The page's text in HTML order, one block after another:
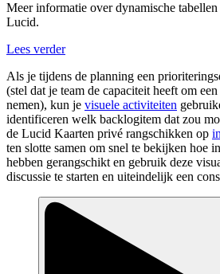
Meer informatie over dynamische
Lucid.
Lees verder
Als je tijdens de planning een
(stel dat je team de capaciteit heeft om
nemen), kun je visuele activiteiten
identificeren welk backlogitem dat zou
de Lucid Kaarten privé rangschikken op
ten slotte samen om snel te bekijken hoe
hebben gerangschikt en gebruik deze
discussie te starten en uiteindelijk een